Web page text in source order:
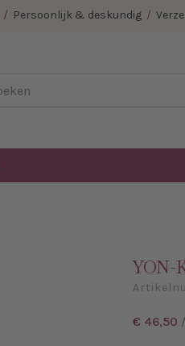
/ Persoonlijk & deskundig /
YON-
€ 46,50